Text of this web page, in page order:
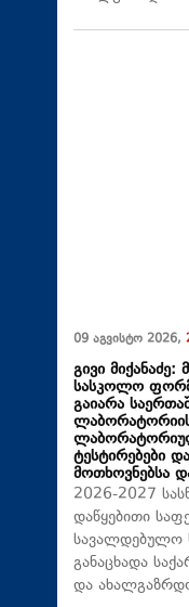
09 აგვისტო 2026,
გივი
სასკოლო
გაიარა
ტესტირებები
მოთხოვნებსა
2026-2027
დაწყებითი
სავალდებულო
განაცხადა
და